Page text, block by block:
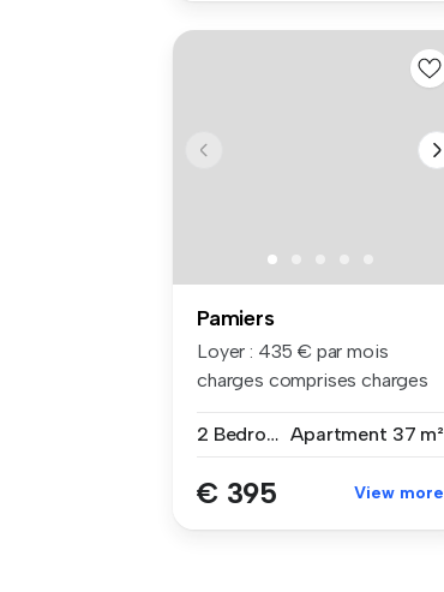
Pamiers
Loyer : 435 € par mois
charges comprises charges
2 Bedrooms Apartment 37 m²
€ 395 View more